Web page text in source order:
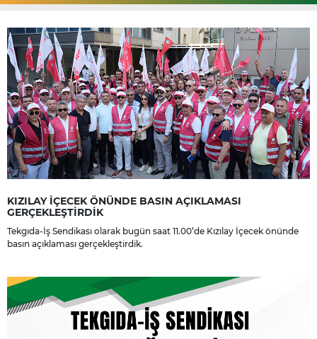
KIZILAY İÇECEK ÖNÜNDE BASIN AÇIKLAMASI
GERÇEKLEŞTİRDİK
Tekgıda-İş Sendikası olarak bugün saat 11.00’de Kızılay İçecek önünde
basın açıklaması gerçekleştirdik.